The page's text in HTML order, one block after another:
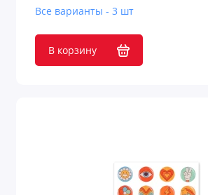
Все варианты - 3 шт
В корзину